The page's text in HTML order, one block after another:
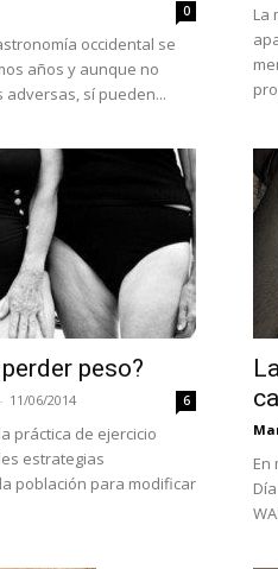
0
occidental se
años y aunque no
sí pueden...
La
peso?
- 11/06/2014 6
práctica de ejercicio
estrategias
población para modificar
En